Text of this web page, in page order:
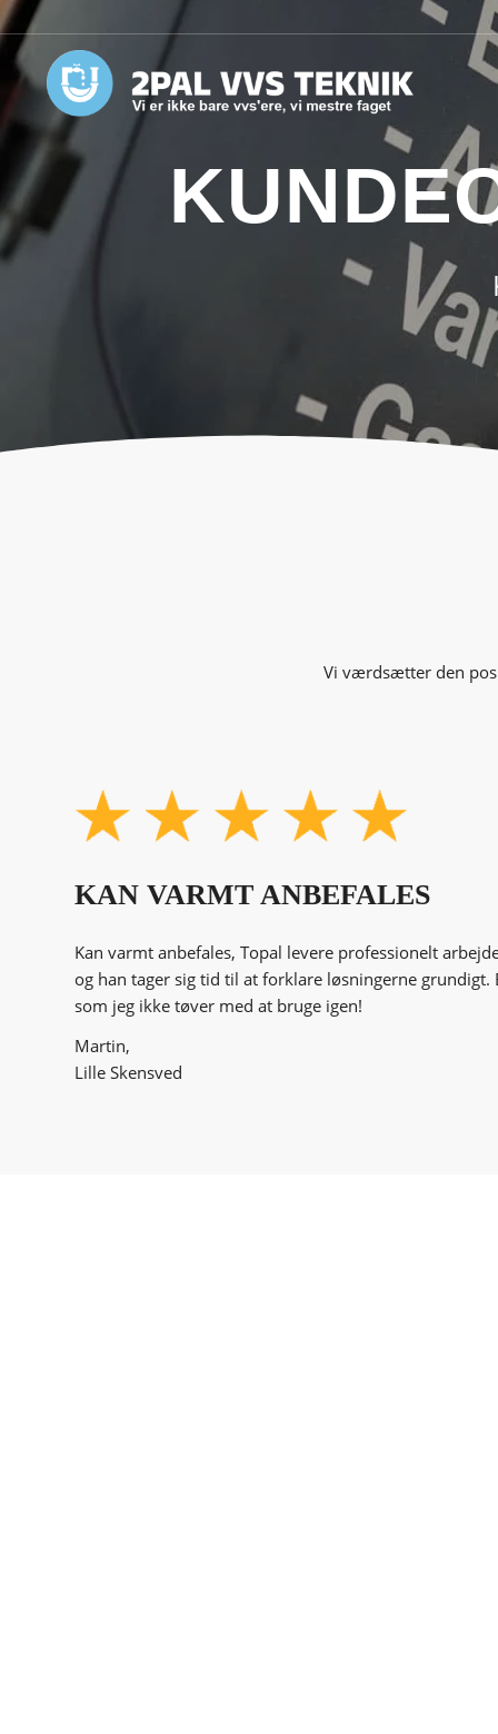
Vi værdsætter den
KAN VARMT ANBEFALES
Kan varmt anbefales, Topal levere professionelt
og han tager sig tid til at forklare løsningerne grundigt.
som jeg ikke tøver med at bruge igen!
Martin,
Lille Skensved